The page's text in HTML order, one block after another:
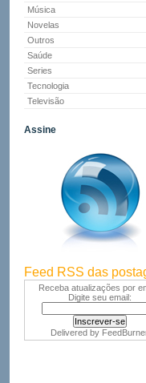
Música
Novelas
Outros
Saúde
Series
Tecnologia
Televisão
Assine
Feed RSS das
Receba atualizações por
Digite seu email:
Delivered by